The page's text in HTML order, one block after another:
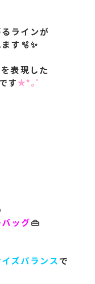
ラインが
す🫧✨
表現した
です✮*｡ﾟ
ッグ👜
ズバランス で